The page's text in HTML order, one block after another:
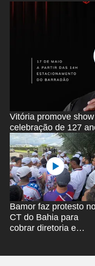
Vitória promove
celebração de 127
Bamor faz protesto
CT do Bahia para
cobrar diretoria e